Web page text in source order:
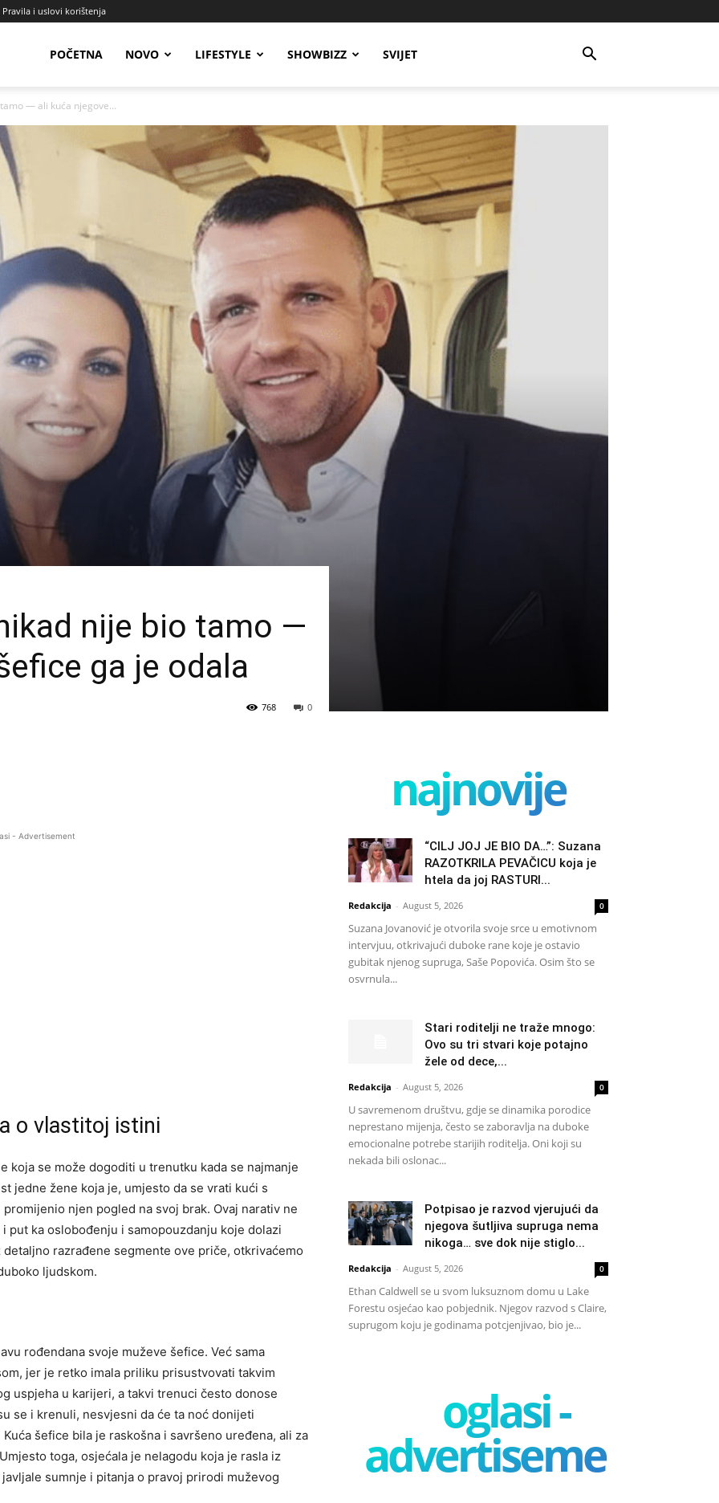
Pravila i uslovi korištenja
POČETNA NOVO LIFESTYLE SHOWBIZZ SVIJET
— ali kuća njegove...
nije bio tamo —
ga je odala
0
768
- Advertisement
o vlastitoj istini
koja se može dogoditi u trenutku kada se najmanje
jedne žene koja je, umjesto da se vrati kući s
njen pogled na svoj brak. Ovaj narativ ne
put ka oslobođenju i samopouzdanju koje dolazi
razrađene segmente ove priče, otkrivaćemo
ljudskom.
rođendana svoje muževe šefice. Već sama
jer je retko imala priliku prisustvovati takvim
uspjeha u karijeri, a takvi trenuci često donose
se i krenuli, nesvjesni da će ta noć donijeti
šefice bila je raskošna i savršeno uređena, ali za
toga, osjećala je nelagodu koja je rasla iz
sumnje i pitanja o pravoj prirodi muževog
najnovije
“CILJ JOJ JE BIO DA…”: Suzana
RAZOTKRILA PEVAČICU koja je
htela da joj RASTURI...
Redakcija - August 5, 2026 0
Suzana Jovanović je otvorila svoje srce u emotivnom
intervjuu, otkrivajući duboke rane koje je ostavio
gubitak njenog supruga, Saše Popovića. Osim što se
osvrnula...
Stari roditelji ne traže mnogo:
Ovo su tri stvari koje potajno
žele od dece,...
Redakcija - August 5, 2026 0
U savremenom društvu, gdje se dinamika porodice
neprestano mijenja, često se zaboravlja na duboke
emocionalne potrebe starijih roditelja. Oni koji su
nekada bili oslonac...
Potpisao je razvod vjerujući da
njegova šutljiva supruga nema
nikoga… sve dok nije stiglo...
Redakcija - August 5, 2026 0
Ethan Caldwell se u svom luksuznom domu u Lake
Forestu osjećao kao pobjednik. Njegov razvod s Claire,
suprugom koju je godinama potcjenjivao, bio je...
oglasi -
advertisement